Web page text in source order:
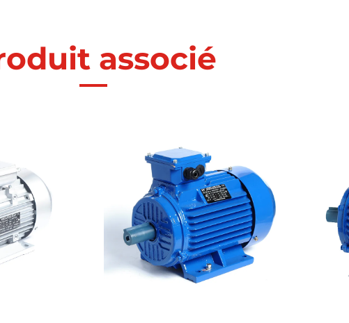
associé